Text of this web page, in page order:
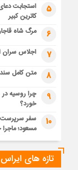
5
استجابت
کاترین کبیر
6 مرگ شاه
7 اجلاس سران
8 متن کامل سند
9
چرا روسیه
خورد؟
10
سفر سرپرست
مسعود؛
تازه های ایراس